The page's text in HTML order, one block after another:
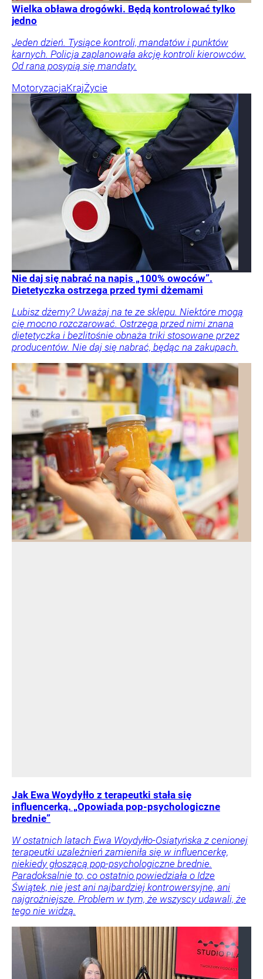
Wielka obława drogówki. Będą kontrolować tylko
jedno
Jeden dzień. Tysiące kontroli, mandatów i punktów
karnych. Policja zaplanowała akcję kontroli kierowców.
Od rana posypią się mandaty.
MotoryzacjaKrajŻycie
Nie daj się nabrać na napis „100% owoców”.
Dietetyczka ostrzega przed tymi dżemami
Lubisz dżemy? Uważaj na te ze sklepu. Niektóre mogą
cię mocno rozczarować. Ostrzega przed nimi znana
dietetyczka i bezlitośnie obnaża triki stosowane przez
producentów. Nie daj się nabrać, będąc na zakupach.
Jak Ewa Woydyłło z terapeutki stała się
influencerką. „Opowiada pop-psychologiczne
brednie”
W ostatnich latach Ewa Woydyłło-Osiatyńska z cenionej
terapeutki uzależnień zamieniła się w influencerkę,
niekiedy głoszącą pop-psychologiczne brednie.
Paradoksalnie to, co ostatnio powiedziała o Idze
Świątek, nie jest ani najbardziej kontrowersyjne, ani
najgroźniejsze. Problem w tym, że wszyscy udawali, że
tego nie widzą.